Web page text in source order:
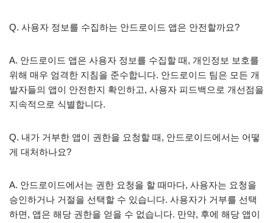
Q. 사용자 정보를 수집하는 안드로이드 앱은 안전할까요?
A. 안드로이드 앱은 사용자 정보를 수집할 때, 개인정보 보호를
위해 매우 엄격한 지침을 준수합니다. 안드로이드 팀은 모든 개
발자들의 앱이 안전한지 확인하고, 사용자 피드백으로 개선점을
지속적으로 식별합니다.
Q. 내가 거부한 앱이 권한을 요청할 때, 안드로이드에서는 어떻
게 대처하나요?
A. 안드로이드에서는 권한 요청을 할 때마다, 사용자는 요청을
승인하거나 거절을 선택할 수 있습니다. 사용자가 거부를 선택
하면, 앱은 해당 권한을 얻을 수 없습니다. 만약, 후에 해당 앱이